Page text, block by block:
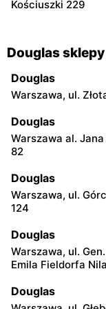
Kościuszki 229
Douglas
Douglas
Warszawa, ul.
Douglas
Warszawa al. Jana
82
Douglas
Warszawa, ul.
124
Douglas
Warszawa, ul.
Emila Fieldorfa
Douglas